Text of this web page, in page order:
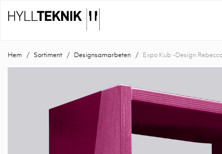
Hem Sortiment Designsamarbeten Expo Kub -Design